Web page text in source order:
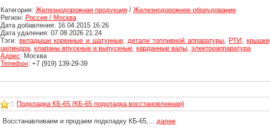
Категория: Железнодорожная продукция / Железнодорожное оборудование
Регион: Россия / Москва
Дата добавления: 16.04.2015 16:26
Дата удаления: 07.08.2026 21:24
Тэги: вкладыши коренные и шатунные, детали топливной аппаратуры РТИ ,крышки
цилиндра клапаны впускные и выпускные карданные валы электроаппаратура
Адрес: Москва
Телефон: +7 (919) 139-29-39
:: Подкладка КБ-65 (КБ-65 подкладка восстановленная)
Восстанавливаем и продаем подкладку КБ-65,... далее